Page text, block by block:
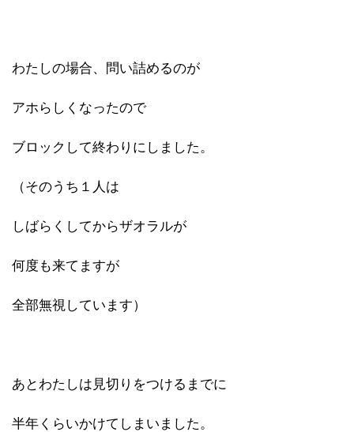
わたしの場合、問い詰めるのが
アホらしくなったので
ブロックして終わりにしました。
（そのうち１人は
しばらくしてからザオラルが
何度も来てますが
全部無視しています）
あとわたしは見切りをつけるまでに
半年くらいかけてしまいました。